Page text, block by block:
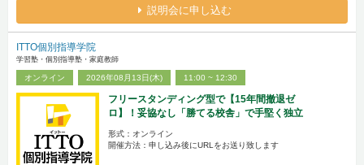
説明会に申し込む
ITTO個別指導学院
学習塾・個別指導塾・家庭教師
オンライン 2026年08月13日(木) 11:00 ~ 12:30
フリースタンディング型で【15年間撤退ゼ
ロ】！妥協なし「勝てる校舎」で手堅く独立
形式：オンライン
開催方法：申し込み後にURLをお送り致します